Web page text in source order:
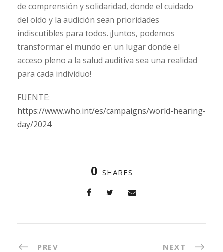
de comprensión y solidaridad, donde el cuidado
del oído y la audición sean prioridades
indiscutibles para todos. ¡Juntos, podemos
transformar el mundo en un lugar donde el
acceso pleno a la salud auditiva sea una realidad
para cada individuo!
FUENTE:
https://www.who.int/es/campaigns/world-hearing-
day/2024
0 SHARES
PREV NEXT